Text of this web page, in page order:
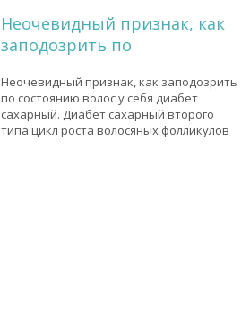
Неочевидный признак, как
заподозрить по
Неочевидный признак, как заподозрить
по состоянию волос у себя диабет
сахарный. Диабет сахарный второго
типа цикл роста волосяных фолликулов